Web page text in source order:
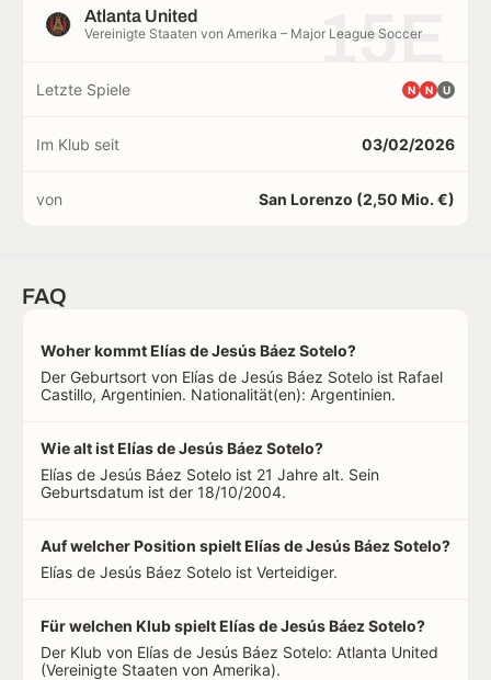
Atlanta United
Vereinigte Staaten von Amerika – Major League Soccer
15E
Letzte Spiele N N U
Im Klub seit 03/02/2026
von San Lorenzo (2,50 Mio. €)
FAQ
Woher kommt Elías de Jesús Báez Sotelo?
Der Geburtsort von Elías de Jesús Báez Sotelo ist Rafael
Castillo, Argentinien. Nationalität(en): Argentinien.
Wie alt ist Elías de Jesús Báez Sotelo?
Elías de Jesús Báez Sotelo ist 21 Jahre alt. Sein
Geburtsdatum ist der 18/10/2004.
Auf welcher Position spielt Elías de Jesús Báez Sotelo?
Elías de Jesús Báez Sotelo ist Verteidiger.
Für welchen Klub spielt Elías de Jesús Báez Sotelo?
Der Klub von Elías de Jesús Báez Sotelo: Atlanta United
(Vereinigte Staaten von Amerika).